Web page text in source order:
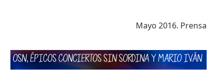
Mayo 2016. Prensa
OSN, ÉPICOS CONCIERTOS SIN SORDINA Y MARIO IVÁN